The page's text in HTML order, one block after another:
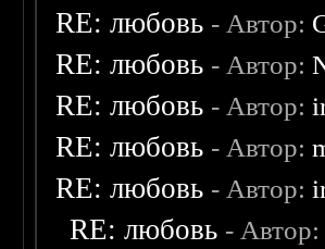
RE: любовь - Автор:
RE: любовь - Автор:
RE: любовь - Автор:
RE: любовь - Автор:
RE: любовь - Автор:
RE: любовь - Автор: